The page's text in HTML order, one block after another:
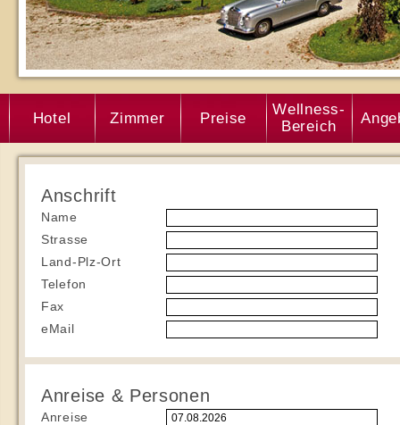
Hotel Zimmer Preise
Wellness-
Bereich
Anschrift
Name
Strasse
Land-Plz-Ort
Telefon
Fax
eMail
Anreise & Personen
Anreise